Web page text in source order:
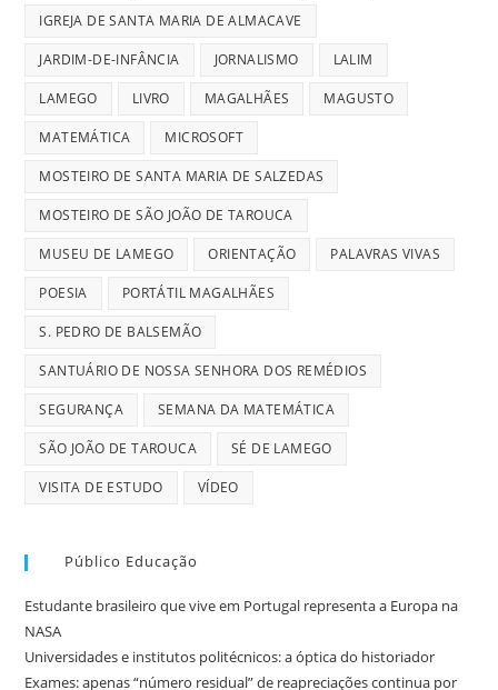
IGREJA DE SANTA MARIA DE ALMACAVE
JARDIM-DE-INFÂNCIA JORNALISMO LALIM
LAMEGO LIVRO MAGALHÃES MAGUSTO
MATEMÁTICA MICROSOFT
MOSTEIRO DE SANTA MARIA DE SALZEDAS
MOSTEIRO DE SÃO JOÃO DE TAROUCA
MUSEU DE LAMEGO ORIENTAÇÃO PALAVRAS VIVAS
POESIA PORTÁTIL MAGALHÃES
S. PEDRO DE BALSEMÃO
SANTUÁRIO DE NOSSA SENHORA DOS REMÉDIOS
SEGURANÇA SEMANA DA MATEMÁTICA
SÃO JOÃO DE TAROUCA SÉ DE LAMEGO
VISITA DE ESTUDO VÍDEO
Público Educação
Estudante brasileiro que vive em Portugal representa a Europa na
NASA
Universidades e institutos politécnicos: a óptica do historiador
Exames: apenas “número residual” de reapreciações continua por